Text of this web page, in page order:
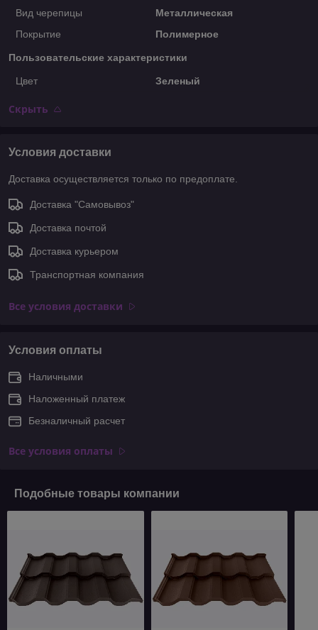
Вид черепицы
Металлическая
Покрытие
Полимерное
Пользовательские характеристики
Цвет Зеленый
Скрыть
Условия доставки
Доставка осуществляется только по предоплате.
Доставка "Самовывоз"
Доставка почтой
Доставка курьером
Транспортная компания
Все условия доставки
Условия оплаты
Наличными
Наложенный платеж
Безналичный расчет
Все условия оплаты
Подобные товары компании